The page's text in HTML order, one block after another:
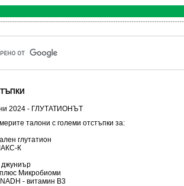
2024 - ГЛУТАТИОНЪТ
талони с големи отстъпки за:
глутатион
К
Микробиоми
- витамин В3